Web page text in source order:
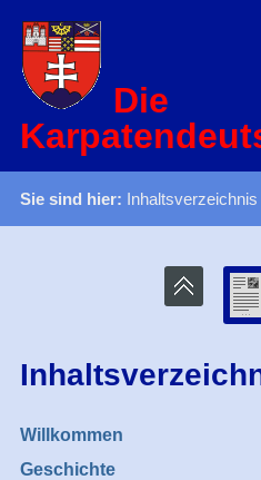
Die
Sie sind hier: Inhaltsverzeichnis
Willkommen
Geschichte